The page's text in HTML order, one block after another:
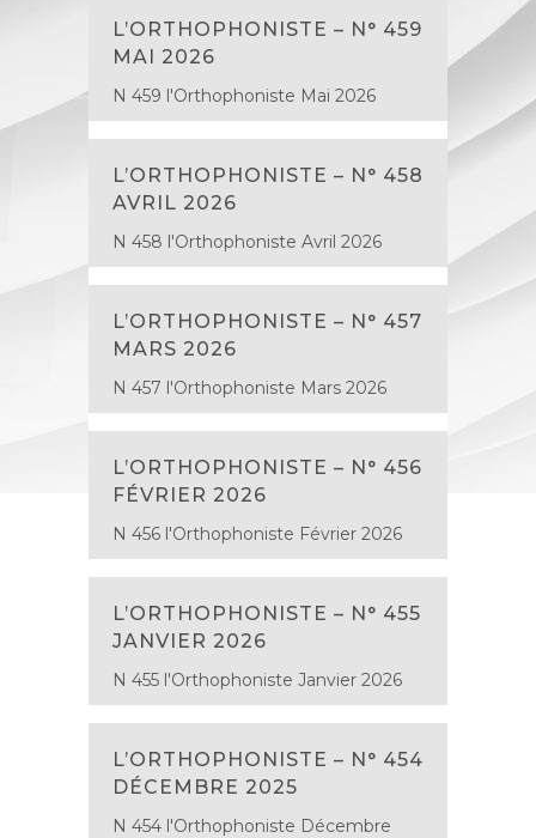
L’ORTHOPHONISTE – N° 459
MAI 2026
N 459 l'Orthophoniste Mai 2026
L’ORTHOPHONISTE – N° 458
AVRIL 2026
N 458 l'Orthophoniste Avril 2026
L’ORTHOPHONISTE – N° 457
MARS 2026
N 457 l'Orthophoniste Mars 2026
L’ORTHOPHONISTE – N° 456
FÉVRIER 2026
N 456 l'Orthophoniste Février 2026
L’ORTHOPHONISTE – N° 455
JANVIER 2026
N 455 l'Orthophoniste Janvier 2026
L’ORTHOPHONISTE – N° 454
DÉCEMBRE 2025
N 454 l'Orthophoniste Décembre